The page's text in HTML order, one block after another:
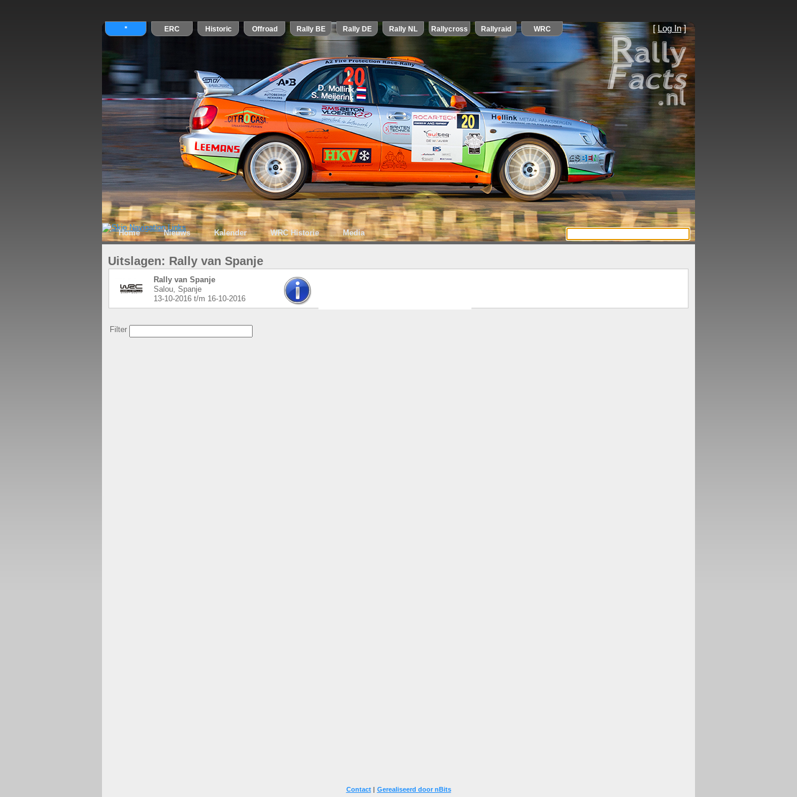
[ Log In]
Home Nieuws Kalender WRC Historie Media
Uitslagen: Rally van Spanje
Rally van Spanje
Salou, Spanje
13-10-2016 t/m 16-10-2016
Filter
Contact| Gerealiseerd door nBits